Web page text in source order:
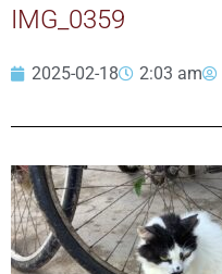
IMG_0359
2025-02-18 2:03 am